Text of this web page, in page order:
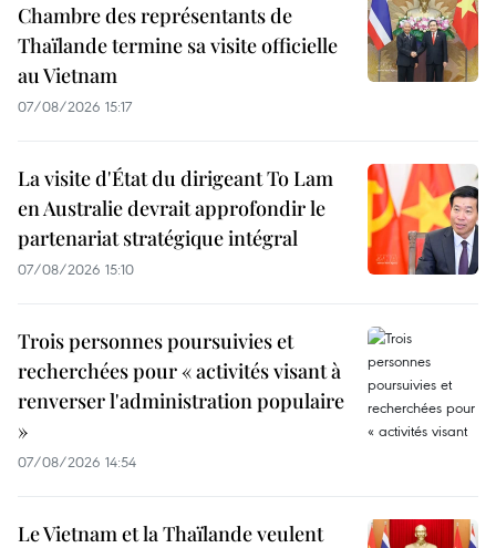
Chambre des représentants de
Thaïlande termine sa visite officielle
au Vietnam
07/08/2026 15:17
La visite d'État du dirigeant To Lam
en Australie devrait approfondir le
partenariat stratégique intégral
07/08/2026 15:10
Trois personnes poursuivies et
recherchées pour « activités visant à
renverser l'administration populaire
»
07/08/2026 14:54
Le Vietnam et la Thaïlande veulent